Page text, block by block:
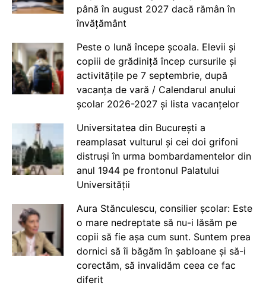
până în august 2027 dacă rămân în
învățământ
Peste o lună începe școala. Elevii și
copiii de grădiniță încep cursurile și
activitățile pe 7 septembrie, după
vacanța de vară / Calendarul anului
școlar 2026-2027 și lista vacanțelor
Universitatea din București a
reamplasat vulturul și cei doi grifoni
distruși în urma bombardamentelor din
anul 1944 pe frontonul Palatului
Universității
Aura Stănculescu, consilier școlar: Este
o mare nedreptate să nu-i lăsăm pe
copii să fie așa cum sunt. Suntem prea
dornici să îi băgăm în șabloane și să-i
corectăm, să invalidăm ceea ce fac
diferit